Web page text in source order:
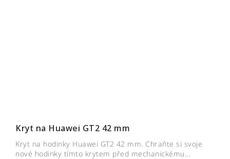
Kryt na Huawei GT2 42 mm
Kryt na hodinky Huawei GT2 42 mm. Chraňte si svoje
nové hodinky tímto krytem před mechanickému...